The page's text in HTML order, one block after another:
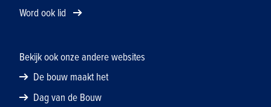
Word ook lid
Bekijk ook onze andere websites
De bouw maakt het
Dag van de Bouw